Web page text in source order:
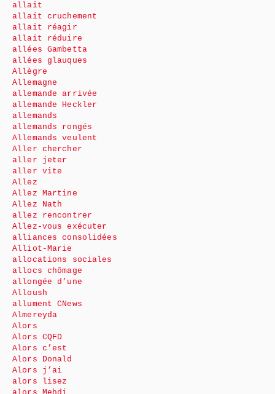
allait
allait cruchement
allait réagir
allait réduire
allées Gambetta
allées glauques
Allègre
Allemagne
allemande arrivée
allemande Heckler
allemands
allemands rongés
Allemands veulent
Aller chercher
aller jeter
aller vite
Allez
Allez Martine
Allez Nath
allez rencontrer
Allez-vous exécuter
alliances consolidées
Alliot-Marie
allocations sociales
allocs chômage
allongée d’une
Alloush
allument CNews
Almereyda
Alors
Alors CQFD
Alors c’est
Alors Donald
Alors j’ai
alors lisez